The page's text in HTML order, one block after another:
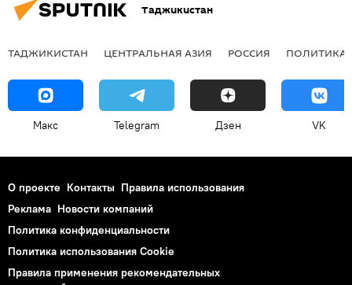
Таджикистан
ТАДЖИКИСТАН ЦЕНТРАЛЬНАЯ АЗИЯ РОССИЯ ПОЛИТИКА
Макс Telegram Дзен VK
О проекте Контакты Правила использования
Реклама Новости компаний
Политика конфиденциальности
Политика использования Cookie
Правила применения рекомендательных